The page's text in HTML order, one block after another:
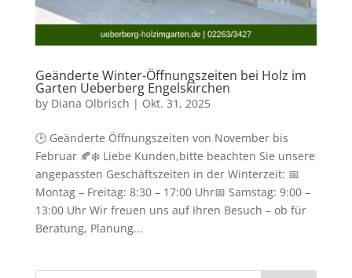
Geänderte Winter-Öffnungszeiten bei Holz im
Garten Ueberberg Engelskirchen
by Diana Olbrisch | Okt. 31, 2025
🕒 Geänderte Öffnungszeiten von November bis
Februar 🍂❄️ Liebe Kunden,bitte beachten Sie unsere
angepassten Geschäftszeiten in der Winterzeit: 📅
Montag – Freitag: 8:30 – 17:00 Uhr📅 Samstag: 9:00 –
13:00 Uhr Wir freuen uns auf Ihren Besuch – ob für
Beratung, Planung...